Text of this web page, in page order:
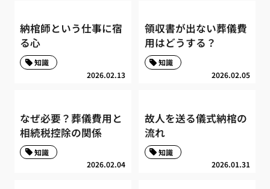
納棺師という仕事に宿
る心
2026.02.13
知識
領収書が出ない葬儀費
用はどうする？
2026.02.05
知識
なぜ必要？葬儀費用と
相続税控除の関係
2026.02.04
知識
故人を送る儀式納棺の
流れ
2026.01.31
知識